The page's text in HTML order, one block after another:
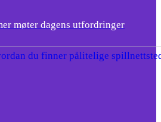
møter dagens utfordringer